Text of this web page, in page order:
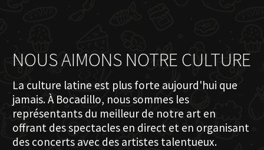
NOUS AIMONS NOTRE CULTURE
La culture latine est plus forte aujourd'hui que
jamais. À Bocadillo, nous sommes les
représentants du meilleur de notre art en
offrant des spectacles en direct et en organisant
des concerts avec des artistes talentueux.